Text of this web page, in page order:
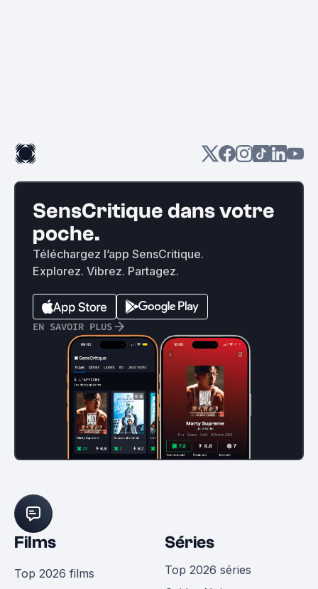
SensCritique dans votre
poche.
Téléchargez l’app SensCritique.
Explorez. Vibrez. Partagez.
EN SAVOIR PLUS
Films
Top 2026 films
Séries
Top 2026 séries